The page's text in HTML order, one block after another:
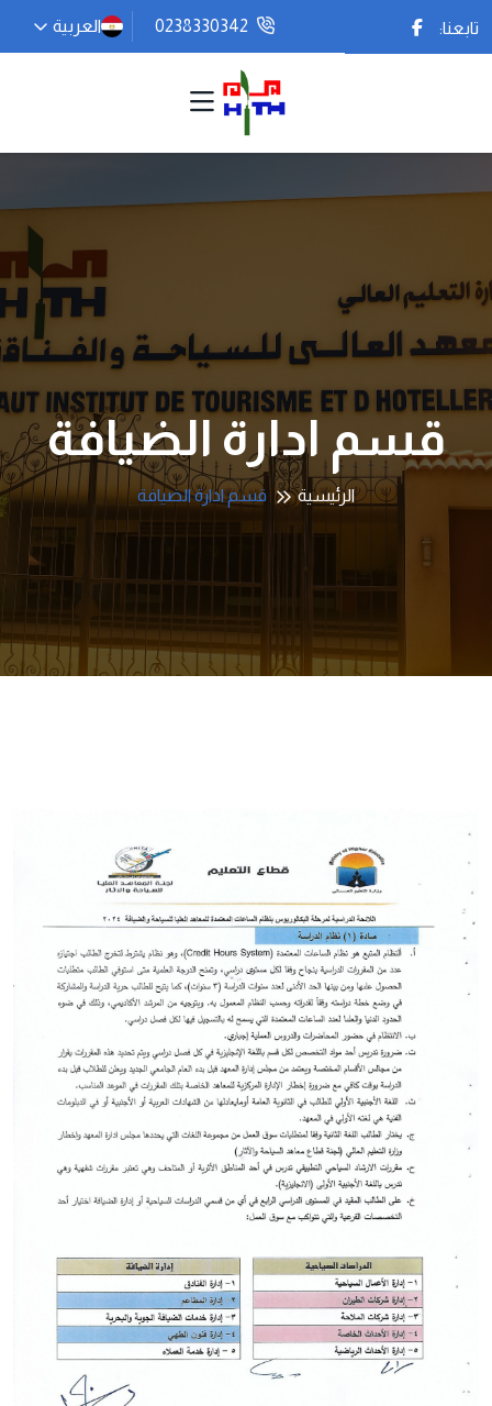
تابعنا: فيس بوك العربية
قسم ادارة الضيافة
الرئيسية قسم ادارة الضيافة